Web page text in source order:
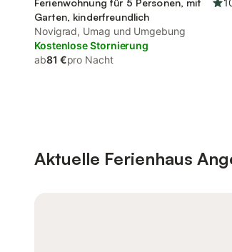
Ferienwohnung für 5 Personen, mit
Garten, kinderfreundlich
Novigrad, Umag und Umgebung
Kostenlose Stornierung
ab81 €pro Nacht
Aktuelle Ferienhaus